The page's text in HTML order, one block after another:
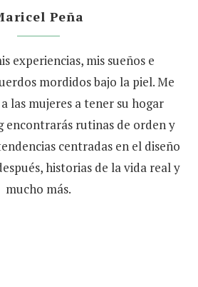
Peña
experiencias, mis sueños e
mordidos bajo la piel. Me
las mujeres a tener su hogar
encontrarás rutinas de orden y
centradas en el diseño
historias de la vida real y
mucho más.